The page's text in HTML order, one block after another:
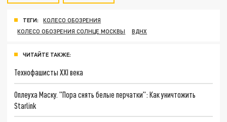
ТЕГИ:
КОЛЕСО ОБОЗРЕНИЯ
КОЛЕСО ОБОЗРЕНИЯ СОЛНЦЕ МОСКВЫ
ВДНХ
ЧИТАЙТЕ ТАКЖЕ:
Технофашисты XXI века
Оплеуха Маску. "Пора снять белые перчатки": Как уничтожить
Starlink